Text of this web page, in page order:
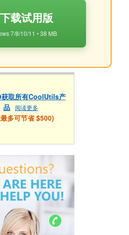
载试用版
7/8/10/11 • 38 MB
获取所有CoolUtils产
品 阅读更多
多可节省 $500)